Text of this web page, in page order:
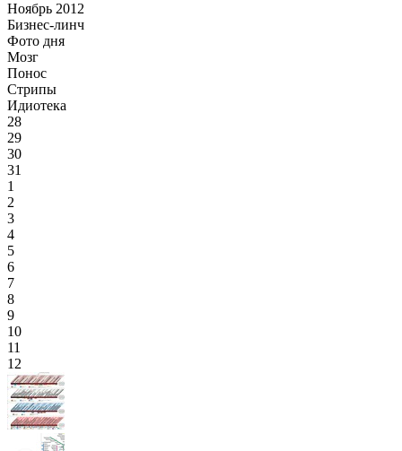
Ноябрь 2012
Бизнес-линч
Фото дня
Мозг
Понос
Стрипы
Идиотека
28
29
30
31
1
2
3
4
5
6
7
8
9
10
11
12